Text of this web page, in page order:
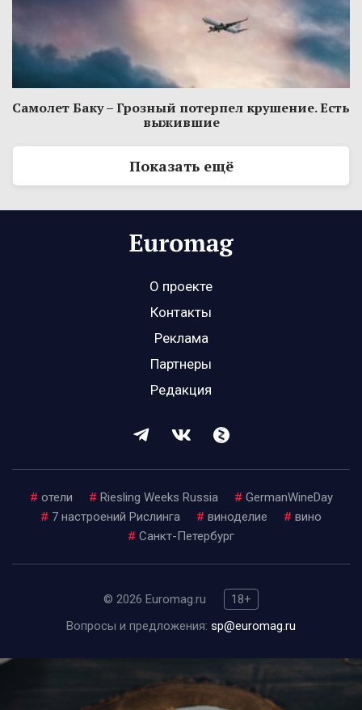
Самолет Баку – Грозный потерпел крушение. Есть
выжившие
Показать ещё
О проекте
Контакты
Реклама
Партнеры
Редакция
# отели # Riesling Weeks Russia # GermanWineDay
# 7 настроений Рислинга # виноделие # вино
# Санкт-Петербург
© 2026 Euromag.ru
18+
Вопросы и предложения: sp@euromag.ru